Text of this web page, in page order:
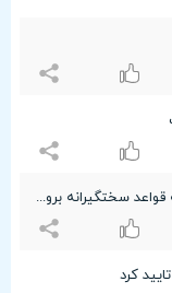
افزایش قربانیان پناهجو در دریای مدیترانه در سایه قواعد سختگیرانه بروکسل
کرد